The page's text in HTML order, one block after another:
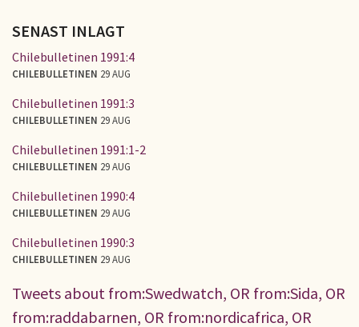
SENAST INLAGT
Chilebulletinen 1991:4
CHILEBULLETINEN 29 AUG
Chilebulletinen 1991:3
CHILEBULLETINEN 29 AUG
Chilebulletinen 1991:1-2
CHILEBULLETINEN 29 AUG
Chilebulletinen 1990:4
CHILEBULLETINEN 29 AUG
Chilebulletinen 1990:3
CHILEBULLETINEN 29 AUG
Tweets about from:Swedwatch, OR from:Sida, OR
from:raddabarnen, OR from:nordicafrica, OR